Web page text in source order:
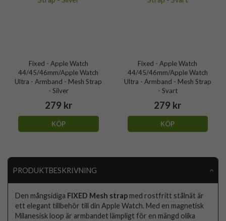
Fixed - Apple Watch
44/45/46mm/Apple Watch
Ultra - Armband - Mesh Strap
- Silver
279 kr
KÖP
Fixed - Apple Watch
44/45/46mm/Apple Watch
Ultra - Armband - Mesh Strap
- Svart
279 kr
KÖP
PRODUKTBESKRIVNING
Den mångsidiga FIXED Mesh strap med rostfritt stålnät är
ett elegant tillbehör till din Apple Watch. Med en magnetisk
Milanesisk loop är armbandet lämpligt för en mängd olika